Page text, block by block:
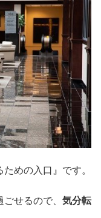
めの入口』です。
せるので、 気分転